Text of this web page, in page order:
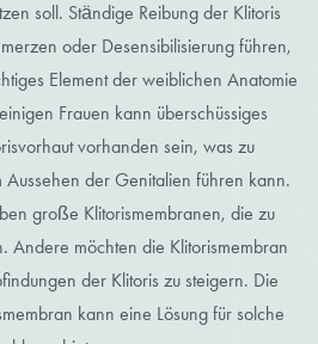
soll. Ständige Reibung der Klitoris
oder Desensibilisierung führen,
Element der weiblichen Anatomie
Frauen kann überschüssiges
vorhanden sein, was zu
Aussehen der Genitalien führen kann.
große Klitorismembranen, die zu
Andere möchten die Klitorismembran
der Klitoris zu steigern. Die
kann eine Lösung für solche